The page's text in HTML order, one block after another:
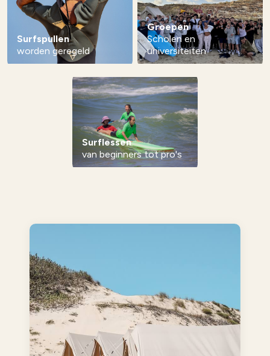
Surfspullen
worden geregeld
Groepen
Scholen en
universiteiten
Surflessen
van beginners tot pro's